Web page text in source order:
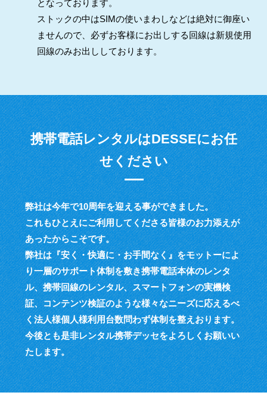
となっております。
ストックの中はSIMの使いまわしなどは絶対に御座い
ませんので、必ずお客様にお出しする回線は新規使用
回線のみお出ししております。
携帯電話レンタルはDESSEにお任
せください
弊社は今年で10周年を迎える事ができました。
これもひとえにご利用してくださる皆様のお力添えが
あったからこそです。
弊社は『安く・快適に・お手間なく』をモットーによ
り一層のサポート体制を敷き携帯電話本体のレンタ
ル、携帯回線のレンタル、スマートフォンの実機検
証、コンテンツ検証のような様々なニーズに応えるべ
く法人様個人様利用台数問わず体制を整えおります。
今後とも是非レンタル携帯デッセをよろしくお願いい
たします。